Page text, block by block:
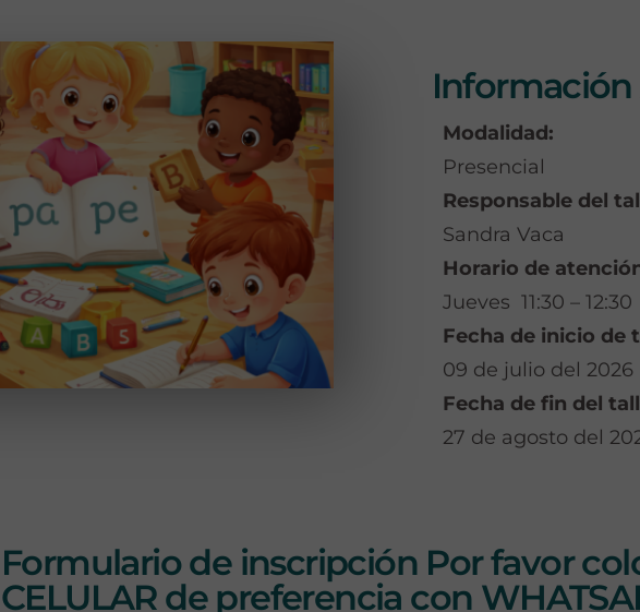
Modalidad:
Presencial
Responsable del
Sandra Vaca
Horario de
Jueves 11:30 – 12:30
Fecha de inicio de
09 de julio del 2026
Fecha de fin del
27 de agosto del
Formulario de inscripción Por favor
CELULAR de preferencia con